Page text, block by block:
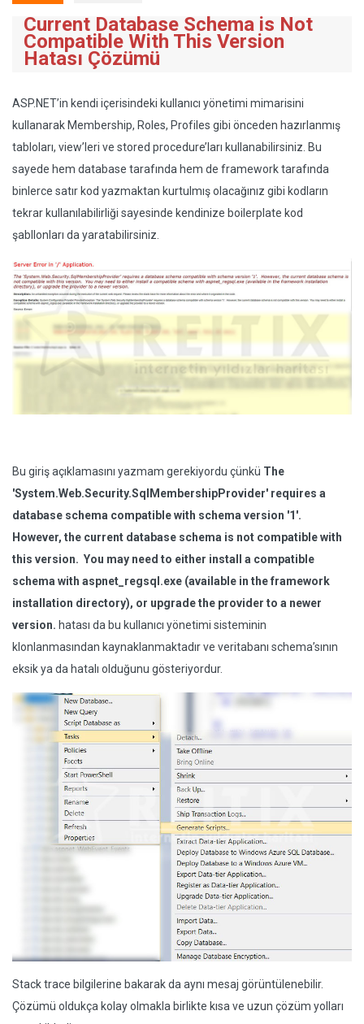
Current Database Schema is Not
Compatible With This Version
Hatası Çözümü
ASP.NET’in kendi içerisindeki kullanıcı yönetimi mimarisini
kullanarak Membership, Roles, Profiles gibi önceden hazırlanmış
tabloları, view’leri ve stored procedure’ları kullanabilirsiniz. Bu
sayede hem database tarafında hem de framework tarafında
binlerce satır kod yazmaktan kurtulmış olacağınız gibi kodların
tekrar kullanılabilirliği sayesinde kendinize boilerplate kod
şabllonları da yaratabilirsiniz.
Bu giriş açıklamasını yazmam gerekiyordu çünkü The
'System.Web.Security.SqlMembershipProvider' requires a
database schema compatible with schema version '1'.
However, the current database schema is not compatible with
this version. You may need to either install a compatible
schema with aspnet_regsql.exe (available in the framework
installation directory), or upgrade the provider to a newer
version. hatası da bu kullanıcı yönetimi sisteminin
klonlanmasından kaynaklanmaktadır ve veritabanı schema’sının
eksik ya da hatalı olduğunu gösteriyordur.
Stack trace bilgilerine bakarak da aynı mesaj görüntülenebilir.
Çözümü oldukça kolay olmakla birlikte kısa ve uzun çözüm yolları